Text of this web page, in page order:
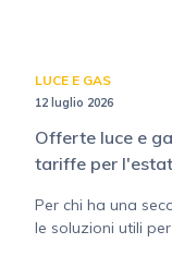
LUCE E GAS
12 luglio 2026
Offerte luce e
tariffe per
Per chi ha una
le soluzioni utili